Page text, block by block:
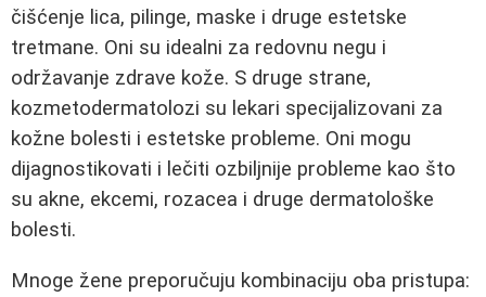
čišćenje lica, pilinge, maske i druge estetske
tretmane. Oni su idealni za redovnu negu i
održavanje zdrave kože. S druge strane,
kozmetodermatolozi su lekari specijalizovani za
kožne bolesti i estetske probleme. Oni mogu
dijagnostikovati i lečiti ozbiljnije probleme kao što
su akne, ekcemi, rozacea i druge dermatološke
bolesti.
Mnoge žene preporučuju kombinaciju oba pristupa: